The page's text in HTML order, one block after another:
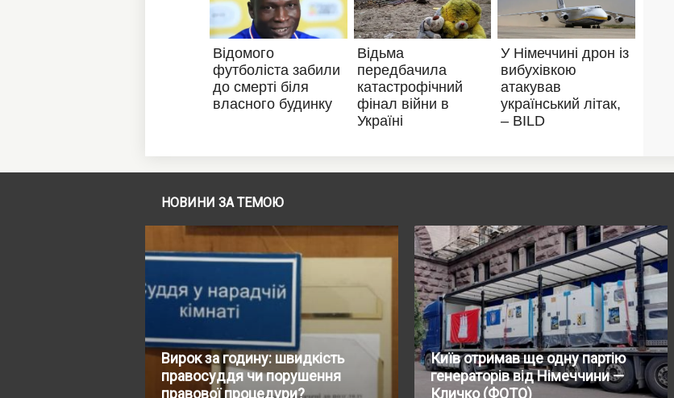
НОВИНИ ЗА ТЕМОЮ
Вирок за годину: швидкість
правосуддя чи порушення
правової процедури?
Київ отримав ще одну партію
генераторів від Німеччини —
Кличко (ФОТО)